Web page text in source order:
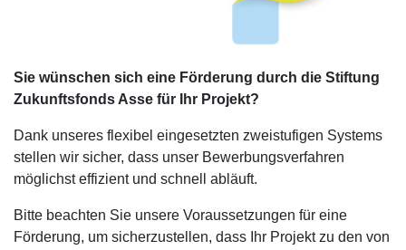
Sie wünschen sich eine Förderung durch die Stiftung
Zukunftsfonds Asse für Ihr Projekt?
Dank unseres flexibel eingesetzten zweistufigen Systems
stellen wir sicher, dass unser Bewerbungsverfahren
möglichst effizient und schnell abläuft.
Bitte beachten Sie unsere Voraussetzungen für eine
Förderung, um sicherzustellen, dass Ihr Projekt zu den von